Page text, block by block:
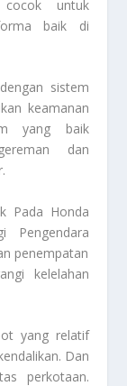
untuk
baik di
sistem
keamanan
yang baik
dan
Pada Honda
Pengendara
penempatan
kelelahan
yang relatif
Dan
perkotaan.